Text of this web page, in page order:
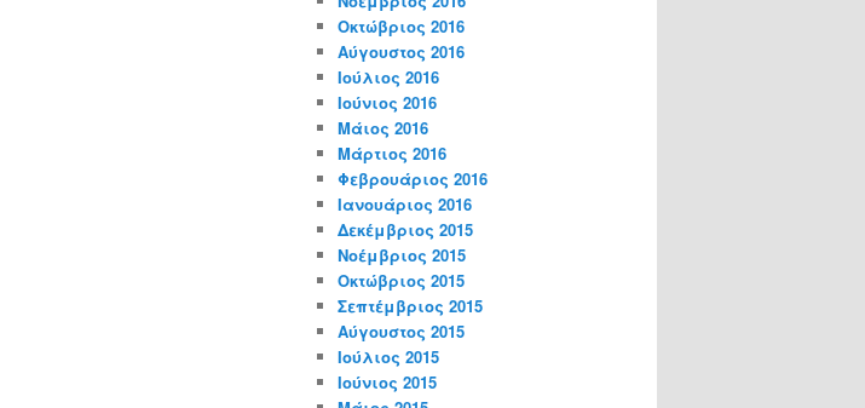
Οκτώβριος 2016
Αύγουστος 2016
Ιούλιος 2016
Ιούνιος 2016
Μάιος 2016
Μάρτιος 2016
Φεβρουάριος 2016
Ιανουάριος 2016
Δεκέμβριος 2015
Νοέμβριος 2015
Οκτώβριος 2015
Σεπτέμβριος 2015
Αύγουστος 2015
Ιούλιος 2015
Ιούνιος 2015